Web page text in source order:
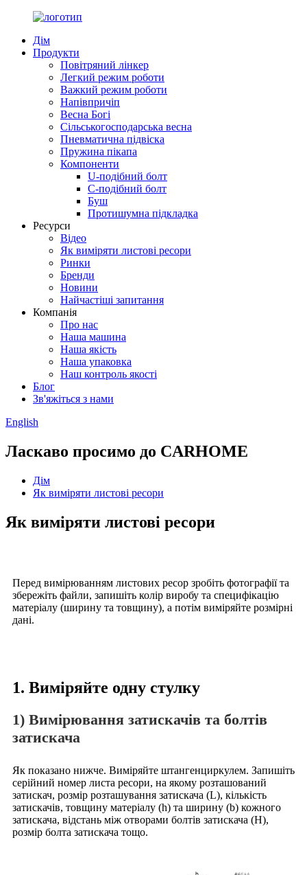
Дім
Продукти
Повітряний лінкер
Легкий режим роботи
Важкий режим роботи
Напівпричіп
Весна Богі
Сільськогосподарська весна
Пневматична підвіска
Пружина пікапа
Компоненти
U-подібний болт
С-подібний болт
Буш
Протишумна підкладка
Ресурси
Відео
Як виміряти листові ресори
Ринки
Бренди
Новини
Найчастіші запитання
Компанія
Про нас
Наша машина
Наша якість
Наша упаковка
Наш контроль якості
Блог
Зв'яжіться з нами
English
Ласкаво просимо до CARHOME
Дім
Як виміряти листові ресори
Як виміряти листові ресори
Перед вимірюванням листових ресор зробіть фотографії та
збережіть файли, запишіть колір виробу та специфікацію
матеріалу (ширину та товщину), а потім виміряйте розмірні
дані.
1. Виміряйте одну стулку
1) Вимірювання затискачів та болтів
затискача
Як показано нижче. Виміряйте штангенциркулем. Запишіть
серійний номер листа ресори, на якому розташований
затискач, розмір розташування затискача (L), кількість
затискачів, товщину матеріалу (h) та ширину (b) кожного
затискача, відстань між отворами болтів затискача (H),
розмір болта затискача тощо.